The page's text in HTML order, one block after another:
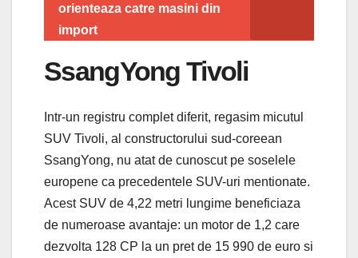
orienteaza catre masini din
import
SsangYong Tivoli
Intr-un registru complet diferit, regasim micutul
SUV Tivoli, al constructorului sud-coreean
SsangYong, nu atat de cunoscut pe soselele
europene ca precedentele SUV-uri mentionate.
Acest SUV de 4,22 metri lungime beneficiaza
de numeroase avantaje: un motor de 1,2 care
dezvolta 128 CP la un pret de 15 990 de euro si